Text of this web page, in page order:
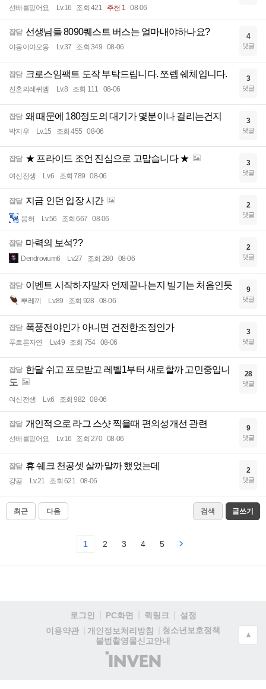
선배를믿어요 Lv.16 조회 421 추천 1 08-06
잡담 선생님들 8090퀘스트 버스는 얼마내야하나요?
야옹이야오옹 Lv.37 조회 349 08-06
4
댓글
잡담 크로스임팩트 도작 부탁드립니다. 쪼렙 쉐체입니다.
진혼의레퀴엠 Lv.8 조회 111 08-06
3
댓글
잡담 왜 때문에 180정도의 대기가 몇분이나 걸리는건지
박지우 Lv.15 조회 455 08-06
3
댓글
잡담 ★ 프라이드 조언 진심으로 고맙습니다 ★
여신전생 Lv.6 조회 789 08-06
3
댓글
잡담 지금 인던 입장 시간
응허 Lv.56 조회 667 08-06
2
댓글
잡담 마력의 보석??
Dendrovium6 Lv.27 조회 280 08-06
2
댓글
잡담 이벤트 시작하자말자 언제끝나는지 빌기는 처음인듯
뿌레끼 Lv.89 조회 928 08-06
9
댓글
잡담 폭풍전야인가 아니면 건전한조정인가
푸르른자연 Lv.49 조회 754 08-06
3
댓글
잡담 한달 쉬고 프모받고 레벨1부터 새로할까 고민중입니
도
여신전생 Lv.6 조회 982 08-06
28
댓글
잡담 개인적으로 라그 스샷 찍을때 편의성개선 관련
선배를믿어요 Lv.16 조회 270 08-06
9
댓글
잡담 휴 쉐크 천공셋 살까말까 했었는데
걍곰 Lv.21 조회 621 08-06
2
댓글
최근 다음 검색 글쓰기
1 2 3 4 5
로그인 PC화면 퀵링크
설정
이용약관
개인정보처리방침
청소년보호정책
불법촬영물신고안내
(주)
인
▲